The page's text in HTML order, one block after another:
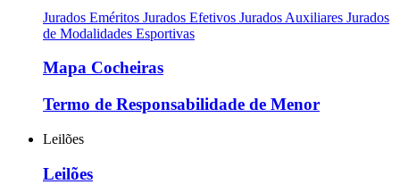
Jurados Eméritos Jurados Efetivos Jurados Auxiliares Jurados
de Modalidades Esportivas
Mapa Cocheiras
Termo de Responsabilidade de Menor
Leilões
Leilões